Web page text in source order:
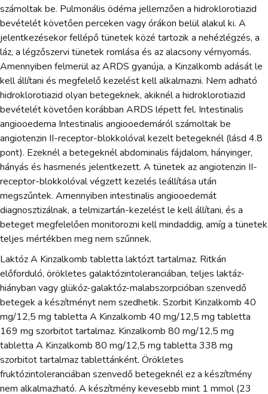
számoltak be. Pulmonális ödéma jellemzően a hidroklorotiazid
bevételét követően perceken vagy órákon belül alakul ki. A
jelentkezésekor fellépő tünetek közé tartozik a nehézlégzés, a
láz, a légzőszervi tünetek romlása és az alacsony vérnyomás.
Amennyiben felmerül az ARDS gyanúja, a Kinzalkomb adását le
kell állítani és megfelelő kezelést kell alkalmazni. Nem adható
hidroklorotiazid olyan betegeknek, akiknél a hidroklorotiazid
bevételét követően korábban ARDS lépett fel. Intestinalis
angiooedema Intestinalis angiooedemáról számoltak be
angiotenzin II-receptor-blokkolóval kezelt betegeknél (lásd 4.8
pont). Ezeknél a betegeknél abdominalis fájdalom, hányinger,
hányás és hasmenés jelentkezett. A tünetek az angiotenzin II-
receptor-blokkolóval végzett kezelés leállítása után
megszűntek. Amennyiben intestinalis angiooedemát
diagnosztizálnak, a telmizartán-kezelést le kell állítani, és a
beteget megfelelően monitorozni kell mindaddig, amíg a tünetek
teljes mértékben meg nem szűnnek.
Laktóz A Kinzalkomb tabletta laktózt tartalmaz. Ritkán
előforduló, örökletes galaktózintoleranciában, teljes laktáz-
hiányban vagy glükóz-galaktóz-malabszorpcióban szenvedő
betegek a készítményt nem szedhetik. Szorbit Kinzalkomb 40
mg/12,5 mg tabletta A Kinzalkomb 40 mg/12,5 mg tabletta
169 mg szorbitot tartalmaz. Kinzalkomb 80 mg/12,5 mg
tabletta A Kinzalkomb 80 mg/12,5 mg tabletta 338 mg
szorbitot tartalmaz tablettánként. Örökletes
fruktózintoleranciában szenvedő betegeknél ez a készítmény
nem alkalmazható. A készítmény kevesebb mint 1 mmol (23